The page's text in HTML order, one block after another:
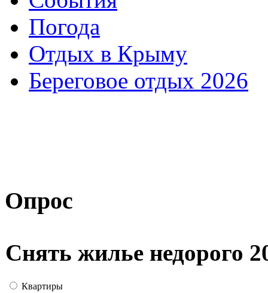
Погода
Отдых в Крыму
Береговое отдых 2026
Опрос
Снять жилье недорого
Квартиры